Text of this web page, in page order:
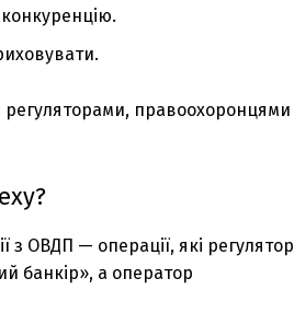
регуляторами, правоохоронцями
з ОВДП — операції, які регулятор
банкір», а оператор